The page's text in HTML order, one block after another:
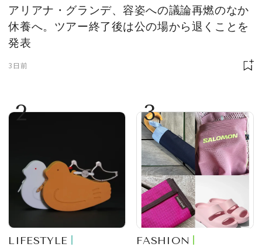
アリアナ・グランデ、容姿への議論再燃のなか
休養へ。ツアー終了後は公の場から退くことを
発表
3日前
2
LIFESTYLE
3
FASHION